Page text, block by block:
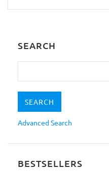
SEARCH
Advanced Search
BESTSELLERS